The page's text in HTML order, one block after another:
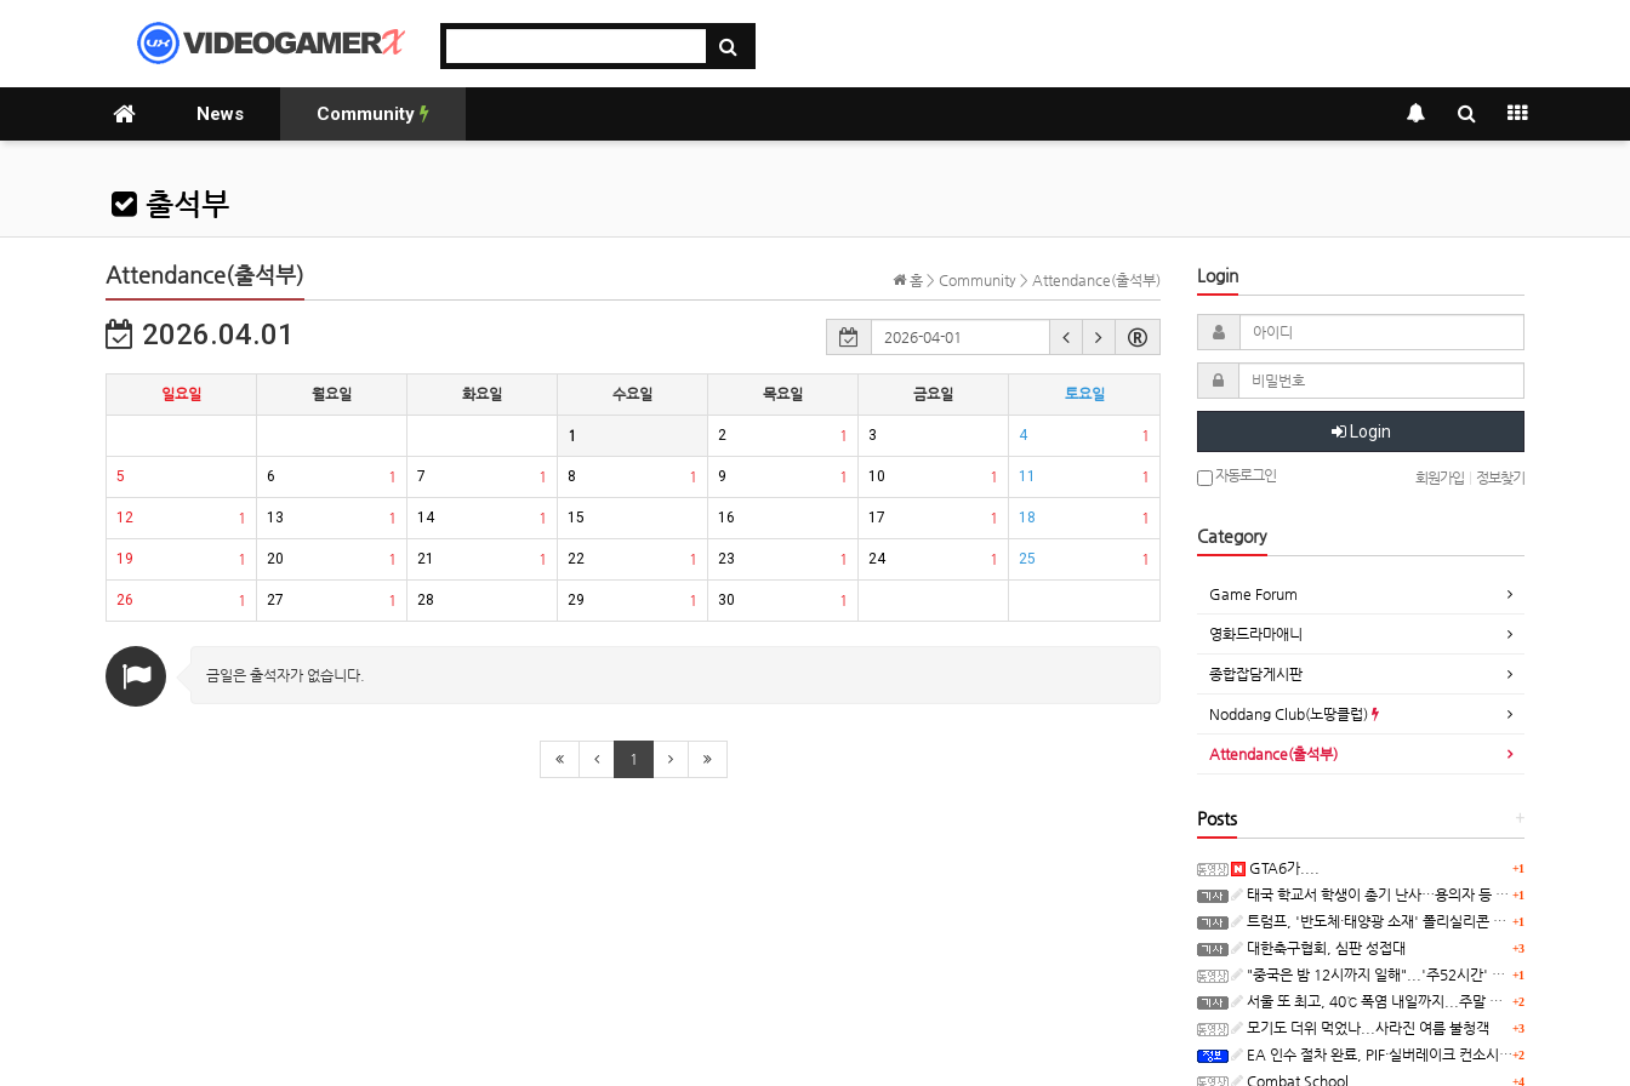
News Community
출석부
홈 > Community > Attendance(출석부)
Attendance(출석부)
2026.04.01
일요일 월요일 화요일 수요일 목요일 금요일 토요일
1 1
2 3 1
4
5 1
6 1
7 1
8 1
9 1
10 1
11
1
12 1
13 1
14 15 16 1
17 1
18
1
19 1
20 1
21 1
22 1
23 1
24 1
25
1
26 1
27 28 1
29 1
30
금일은 출석자가 없습니다.
1
Login
Login
자동로그인 회원가입 정보찾기
Category
Game Forum
영화드라마애니
종합잡담게시판
Noddang Club(노땅클럽)
Attendance(출석부)
+
Posts
+1
GTA6가....
+1
태국 학교서 학생이 총기 난사…용의자 등 8명 숨져
+1
트럼프, '반도체·태양광 소재' 폴리실리콘 파생 제품에 15% 관세...한국 기업도 영향
+3
대한축구협회, 심판 성접대
+1
"중국은 밤 12시까지 일해"...'주52시간' 손볼까
+2
서울 또 최고, 40℃ 폭염 내일까지...주말 동쪽 비바람
+3
모기도 더위 먹었나...사라진 여름 불청객
+2
EA 인수 절차 완료, PIF·실버레이크 컨소시엄 산하 편입
+4
Combat School